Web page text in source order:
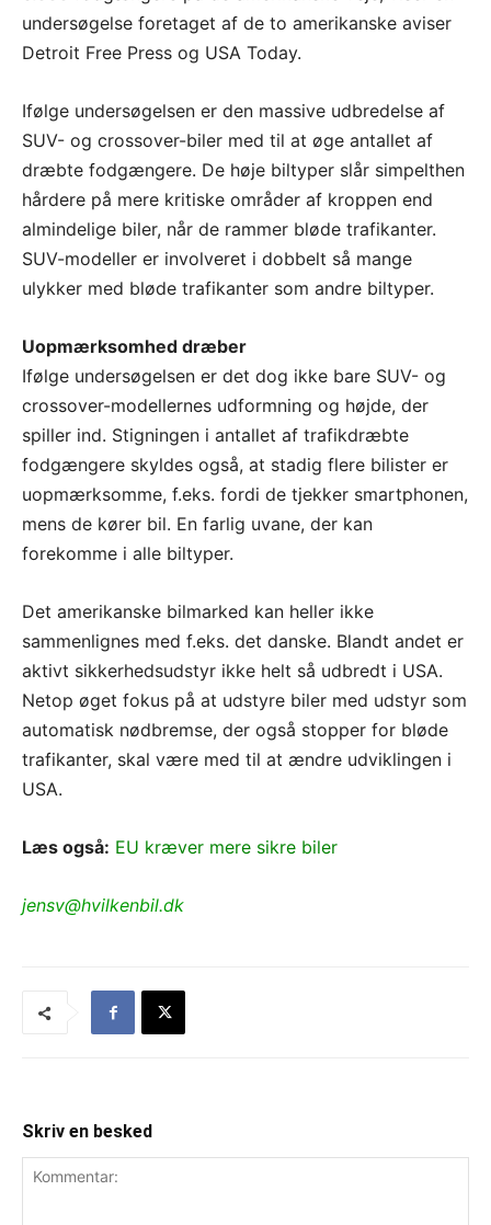
undersøgelse foretaget af de to amerikanske aviser
Detroit Free Press og USA Today.
Ifølge undersøgelsen er den massive udbredelse af
SUV- og crossover-biler med til at øge antallet af
dræbte fodgængere. De høje biltyper slår simpelthen
hårdere på mere kritiske områder af kroppen end
almindelige biler, når de rammer bløde trafikanter.
SUV-modeller er involveret i dobbelt så mange
ulykker med bløde trafikanter som andre biltyper.
Uopmærksomhed dræber
Ifølge undersøgelsen er det dog ikke bare SUV- og
crossover-modellernes udformning og højde, der
spiller ind. Stigningen i antallet af trafikdræbte
fodgængere skyldes også, at stadig flere bilister er
uopmærksomme, f.eks. fordi de tjekker smartphonen,
mens de kører bil. En farlig uvane, der kan
forekomme i alle biltyper.
Det amerikanske bilmarked kan heller ikke
sammenlignes med f.eks. det danske. Blandt andet er
aktivt sikkerhedsudstyr ikke helt så udbredt i USA.
Netop øget fokus på at udstyre biler med udstyr som
automatisk nødbremse, der også stopper for bløde
trafikanter, skal være med til at ændre udviklingen i
USA.
Læs også: EU kræver mere sikre biler
jensv@hvilkenbil.dk
Skriv en besked